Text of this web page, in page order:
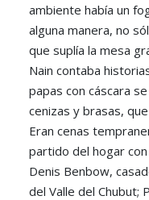
ambiente había un
alguna manera, no
que suplía la mesa
Nain contaba
papas con cáscara
cenizas y brasas,
Eran cenas
partido del hogar
Denis Benbow,
del Valle del Chubut;